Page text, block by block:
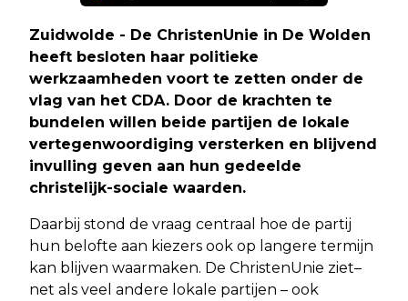
Zuidwolde - De ChristenUnie in De Wolden
heeft besloten haar politieke
werkzaamheden voort te zetten onder de
vlag van het CDA. Door de krachten te
bundelen willen beide partijen de lokale
vertegenwoordiging versterken en blijvend
invulling geven aan hun gedeelde
christelijk-sociale waarden.
Daarbij stond de vraag centraal hoe de partij
hun belofte aan kiezers ook op langere termijn
kan blijven waarmaken. De ChristenUnie ziet–
net als veel andere lokale partijen – ook